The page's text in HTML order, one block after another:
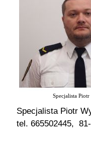
Specjalista
Specjalista Piotr
tel. 665502445,